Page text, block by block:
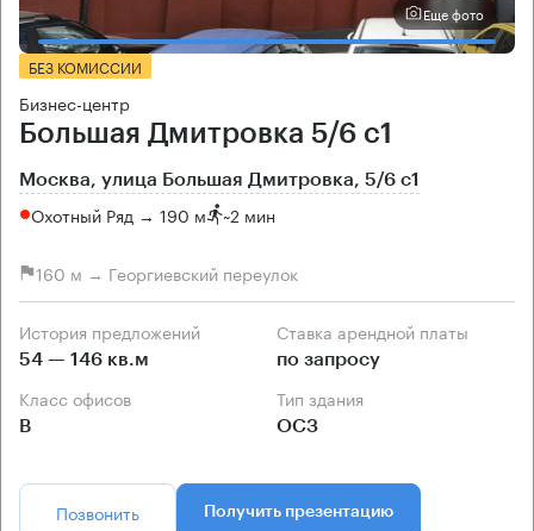
Еще фото
БЕЗ КОМИССИИ
Бизнес-центр
Большая Дмитровка 5/6 с1
Москва, улица Большая Дмитровка, 5/6 с1
Охотный Ряд → 190 м ~2 мин
160 м → Георгиевский переулок
История предложений
54 — 146 кв.м
Ставка арендной платы
по запросу
Класс офисов
B
Тип здания
ОСЗ
Позвонить Получить презентацию